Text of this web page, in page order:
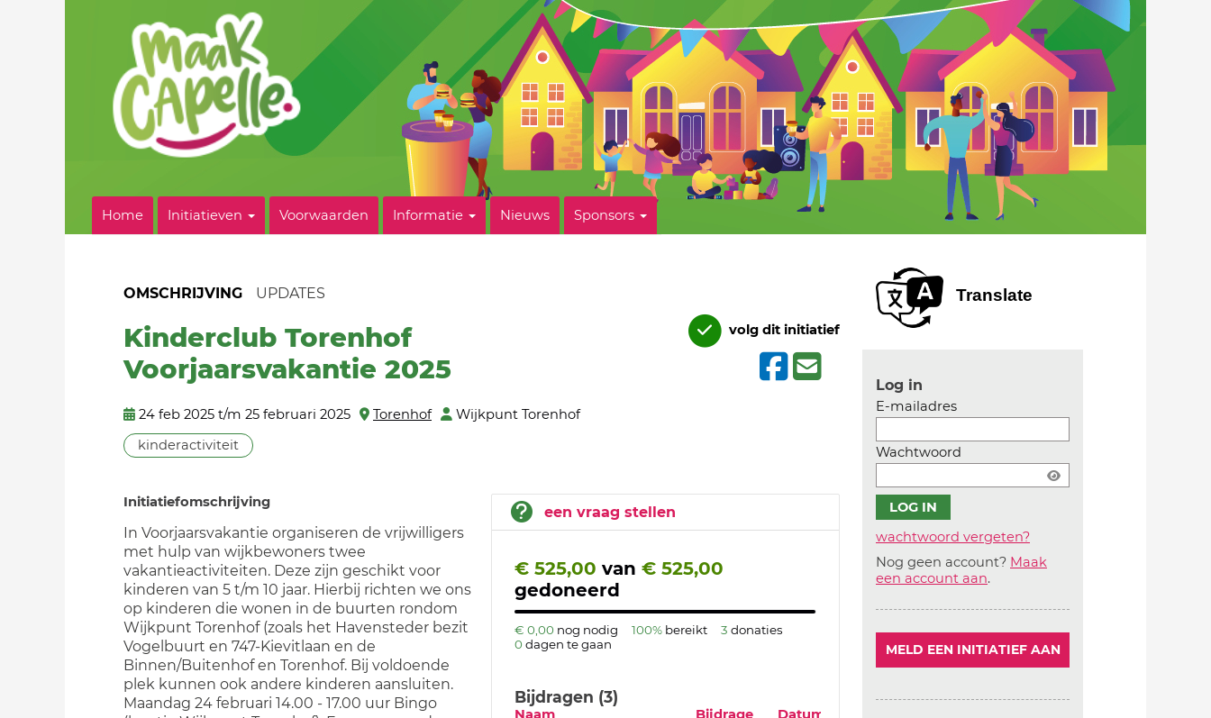
Home Initiatieven Voorwaarden Informatie Nieuws Sponsors
OMSCHRIJVING UPDATES
Kinderclub Torenhof
Voorjaarsvakantie 2025
24 feb 2025 t/m 25 februari 2025 Torenhof
Wijkpunt Torenhof
kinderactiviteit
volg dit initiatief
een vraag stellen
€ 525,00 van € 525,00
gedoneerd
€ 0,00 nog nodig 100% bereikt 3 donaties
0 dagen te gaan
Bijdragen (3)
Naam Bijdrage Datum
Initiatiefomschrijving
In Voorjaarsvakantie organiseren de vrijwilligers
met hulp van wijkbewoners twee
vakantieactiviteiten. Deze zijn geschikt voor
kinderen van 5 t/m 10 jaar. Hierbij richten we ons
op kinderen die wonen in de buurten rondom
Wijkpunt Torenhof (zoals het Havensteder bezit
Vogelbuurt en 747-Kievitlaan en de
Binnen/Buitenhof en Torenhof. Bij voldoende
plek kunnen ook andere kinderen aansluiten.
Maandag 24 februari 14.00 - 17.00 uur Bingo
Translate
Log in
E-mailadres
Wachtwoord
wachtwoord vergeten?
Nog geen account? Maak
een account aan.
MELD EEN INITIATIEF AAN